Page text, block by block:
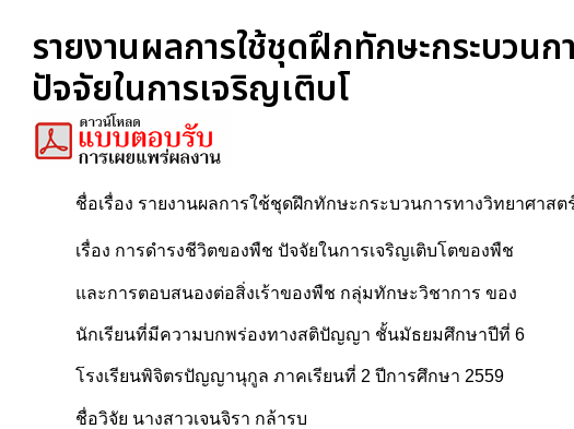
รายงานผลการใช้ชุดฝึกทักษะกระบวน
ปัจจัยในการเจริญเติบโ
ชื่อเรื่อง รายงานผลการใช้ชุดฝึกทักษะกระบวนการทางวิทยาศาสต
เรื่อง การดำรงชีวิตของพืช ปัจจัยในการเจริญเติบโตของพืช
และการตอบสนองต่อสิ่งเร้าของพืช กลุ่มทักษะวิชาการ ของ
นักเรียนที่มีความบกพร่องทางสติปัญญา ชั้นมัธยมศึกษาปีที่ 6
โรงเรียนพิจิตรปัญญานุกูล ภาคเรียนที่ 2 ปีการศึกษา 2559
ชื่อวิจัย นางสาวเจนจิรา กล้ารบ